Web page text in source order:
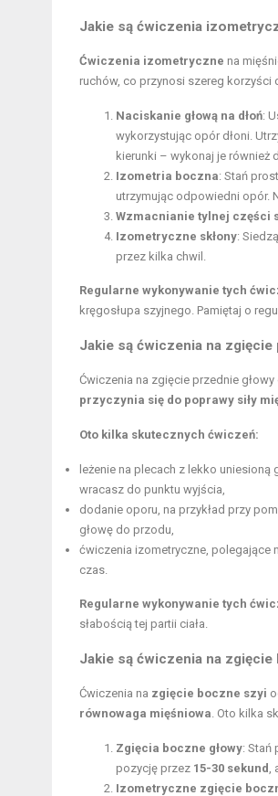
Jakie są ćwiczenia
Ćwiczenia izometryczne na
ruchów, co przynosi szereg korzyści
Naciskanie głową na dłoń:
wykorzystując opór dłoni.
kierunki – wykonaj je również
Izometria boczna: Stań
utrzymując odpowiedni opór.
Wzmacnianie tylnej części
Izometryczne skłony:
przez kilka chwil.
Regularne wykonywanie tych
kręgosłupa szyjnego. Pamiętaj o
Jakie są ćwiczenia na zgięcie
Ćwiczenia na zgięcie przednie
przyczynia się do poprawy siły
Oto kilka skutecznych ćwiczeń:
leżenie na plecach z lekko
wracasz do punktu wyjścia,
dodanie oporu, na przykład przy
głowę do przodu,
ćwiczenia izometryczne, polegające
czas.
Regularne wykonywanie tych
słabością tej partii ciała.
Jakie są ćwiczenia na
Ćwiczenia na zgięcie boczne szyi
równowaga mięśniowa. Oto kilka
Zgięcia boczne głowy: Stań
pozycję przez 15-30 sekund ,
Izometryczne zgięcie